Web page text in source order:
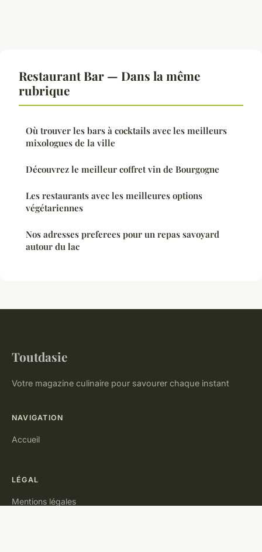
Restaurant Bar — Dans la même
rubrique
Où trouver les bars à cocktails avec les meilleurs
mixologues de la ville
Découvrez le meilleur coffret vin de Bourgogne
Les restaurants avec les meilleures options
végétariennes
Nos adresses preferees pour un repas savoyard
autour du lac
Toutdasie
Votre magazine culinaire pour savourer chaque instant
NAVIGATION
Accueil
LÉGAL
Mentions légales